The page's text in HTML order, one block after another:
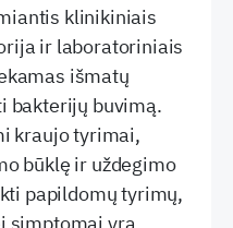
klinikiniais
ir laboratoriniais
išmatų
bakterijų buvimą.
kraujo tyrimai,
būklę ir uždegimo
papildomų tyrimų,